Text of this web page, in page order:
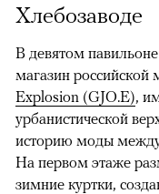
Хлебозаводе
В девятом
магазин российской
Explosion (GJO.E),
урбанистической
историю моды
На первом этаже
зимние куртки,